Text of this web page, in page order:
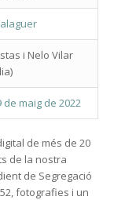
i Nelo Vilar
de maig de 2022
de més de 20
de la nostra
de Segregació
fotografies i un